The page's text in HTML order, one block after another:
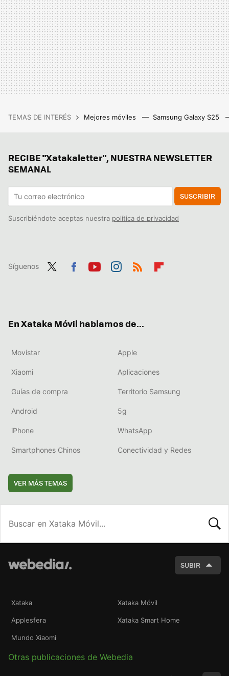
TEMAS DE INTERÉS Mejores móviles Samsung Galaxy S25
RECIBE "Xatakaletter", NUESTRA NEWSLETTER
SEMANAL
SUSCRIBIR
Suscribiéndote aceptas nuestra política de privacidad
Síguenos
En Xataka Móvil hablamos de...
Movistar Apple
Xiaomi Aplicaciones
Guías de compra Territorio Samsung
Android 5g
iPhone WhatsApp
Smartphones Chinos Conectividad y Redes
VER MÁS TEMAS
SUBIR
Xataka Xataka Móvil
Applesfera Xataka Smart Home
Mundo Xiaomi
Otras publicaciones de Webedia